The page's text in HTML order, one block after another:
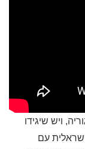
ויש שיגידו
עם